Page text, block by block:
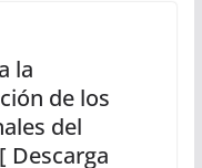
la
de los
del
Descarga